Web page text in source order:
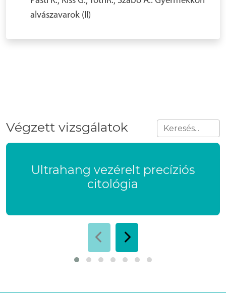
alvászavarok (II)
Végzett vizsgálatok
Ultrahang vezérelt precíziós
citológia